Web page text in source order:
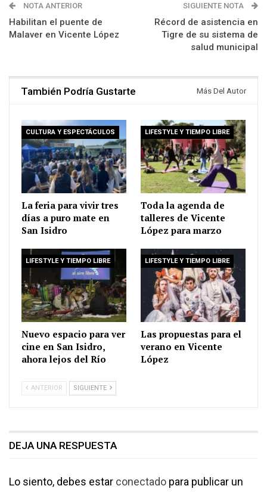
NOTA ANTERIOR
Habilitan el puente de
Malaver en Vicente López
SIGUIENTE NOTA
Récord de asistencia en
Tigre de su sistema de
salud municipal
También Podría Gustarte Más Del Autor
CULTURA Y ESPECTÁCULOS
La feria para vivir tres
días a puro mate en
San Isidro
LIFESTYLE Y TIEMPO LIBRE
Toda la agenda de
talleres de Vicente
López para marzo
LIFESTYLE Y TIEMPO LIBRE
Nuevo espacio para ver
cine en San Isidro,
ahora lejos del Río
LIFESTYLE Y TIEMPO LIBRE
Las propuestas para el
verano en Vicente
López
ANTERIOR SIGUIENTE
DEJA UNA RESPUESTA
Lo siento, debes estar conectado para publicar un